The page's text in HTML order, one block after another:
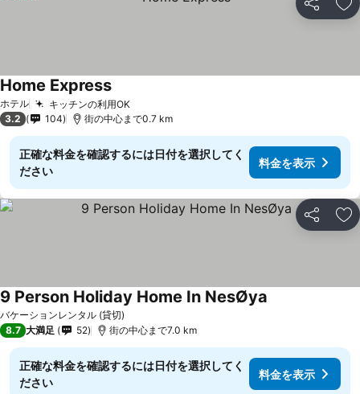
シェア お
ホテル キッチンの利用OK
Home Express
3.2 104 街の中心まで0.7 km
正確な料金を確認するには日付を選択してく
ださい
料金を表示
シェア お
バケーションレンタル (貸切)
9 Person Holiday Home In NesØya
8.7 大満足 52 街の中心まで7.0 km
正確な料金を確認するには日付を選択してく
ださい
料金を表示